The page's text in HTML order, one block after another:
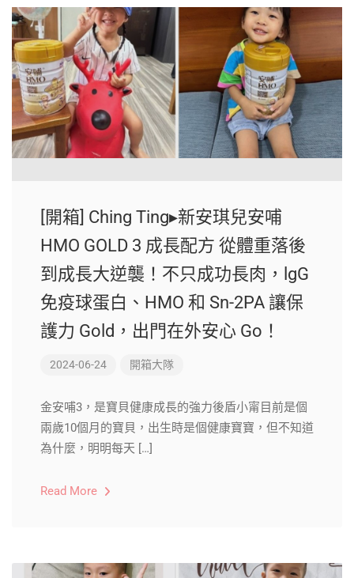
[開箱] Ching Ting▸新安琪兒安哺
HMO GOLD 3 成長配方 從體重落後
到成長大逆襲！不只成功長肉，lgG
免疫球蛋白、HMO 和 Sn-2PA 讓保
護力 Gold，出門在外安心 Go！
2024-06-24 開箱大隊
金安哺3，是寶貝健康成長的強力後盾小甯目前是個
兩歲10個月的寶貝，出生時是個健康寶寶，但不知道
為什麼，明明每天 […]
Read More